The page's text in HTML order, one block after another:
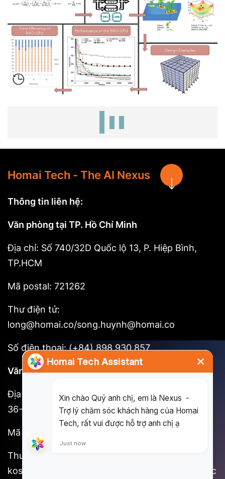
Homai Tech - The AI Nexus
Thông tin liên hệ:
Văn phòng tại TP. Hồ Chí Minh
Địa chỉ: Số 740/32D Quốc lộ 13, P. Hiệp Bình,
TP.HCM
Mã postal: 721262
Thư điện tử:
long@homai.co/song.huynh@homai.co
Số điện thoại: (+84) 898 930 857
Văn phòng tại Tokyo
Địa chỉ: 3F, Shinjuku No. 7 Hayama Building, 1-
36-2 Shinjuku, Shinjuku-ku, Tokyo
Mã Postal: 160-0022
Thư điện tử:
kosuke.kawada@homai.co/song.huynh@homai.c